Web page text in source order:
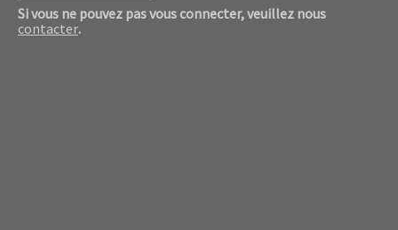
Si vous ne pouvez pas vous connecter, veuillez nous
contacter.